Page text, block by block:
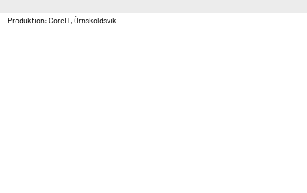
Produktion: CoreIT, Örnsköldsvik